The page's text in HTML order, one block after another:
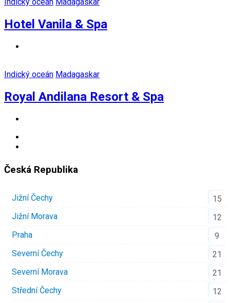
Hotel Vanila & Spa
Indický oceán Madagaskar
Royal Andilana Resort & Spa
Česká Republika
Jižní Čechy
15
Jižní Morava
12
Praha
9
Severní Čechy
21
Severní Morava
21
Střední Čechy
12